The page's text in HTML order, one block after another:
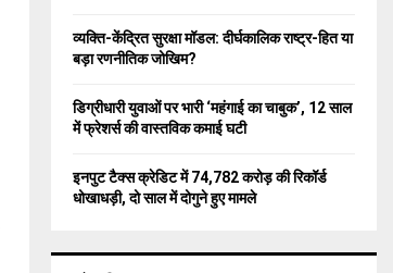
व्यक्ति-केंद्रित सुरक्षा मॉडल: दीर्घकालिक राष्ट्र-हित या
बड़ा रणनीतिक जोखिम?
डिग्रीधारी युवाओं पर भारी ‘महंगाई का चाबुक’, 12 साल
में फ्रेशर्स की वास्तविक कमाई घटी
इनपुट टैक्स क्रेडिट में 74,782 करोड़ की रिकॉर्ड
धोखाधड़ी, दो साल में दोगुने हुए मामले